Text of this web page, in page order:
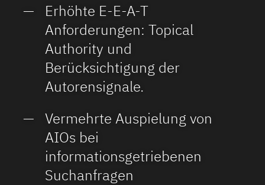
Erhöhte E-E-A-T
Anforderungen: Topical
Authority und
Berücksichtigung der
Autorensignale.
Vermehrte Auspielung von
AIOs bei
informationsgetriebenen
Suchanfragen